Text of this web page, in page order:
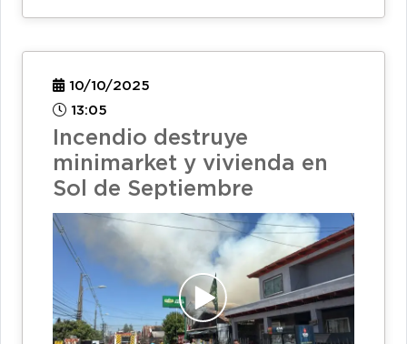
10/10/2025
13:05
Incendio destruye
minimarket y vivienda en
Sol de Septiembre